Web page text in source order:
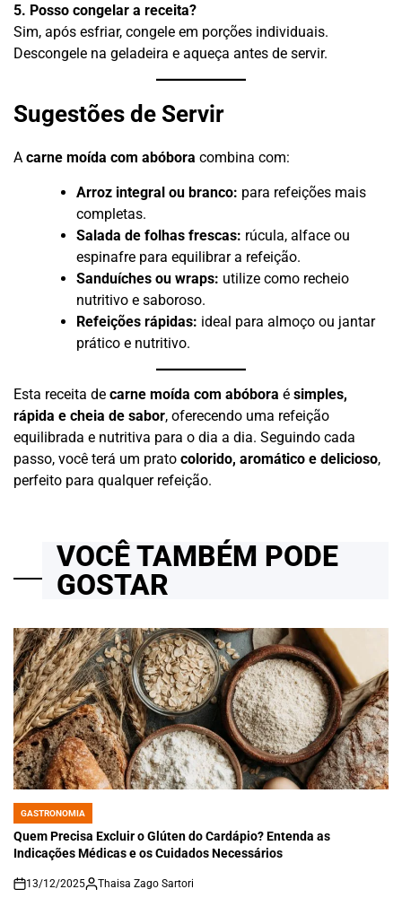
5. Posso congelar a receita?
Sim, após esfriar, congele em porções individuais.
Descongele na geladeira e aqueça antes de servir.
Sugestões de Servir
A carne moída com abóbora combina com:
Arroz integral ou branco: para refeições mais
completas.
Salada de folhas frescas: rúcula, alface ou
espinafre para equilibrar a refeição.
Sanduíches ou wraps: utilize como recheio
nutritivo e saboroso.
Refeições rápidas: ideal para almoço ou jantar
prático e nutritivo.
Esta receita de carne moída com abóbora é simples,
rápida e cheia de sabor, oferecendo uma refeição
equilibrada e nutritiva para o dia a dia. Seguindo cada
passo, você terá um prato colorido, aromático e delicioso,
perfeito para qualquer refeição.
VOCÊ TAMBÉM PODE
GOSTAR
POSTED
IN
GASTRONOMIA
Quem Precisa Excluir o Glúten do Cardápio? Entenda as
Indicações Médicas e os Cuidados Necessários
on
13/12/2025 Thaisa Zago Sartori